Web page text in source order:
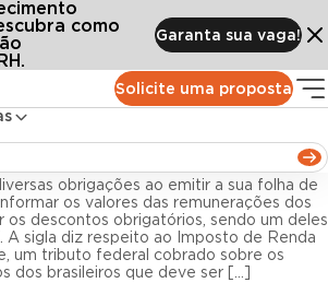
Solicite uma proposta
como
Garanta sua vaga!
Blog LG
de IRRF na folha e como calcular?
Folha de Pagamento
de IRRF na folha e como
calcular?
obrigações ao emitir a sua folha de
os valores das remunerações dos
os descontos obrigatórios, sendo um deles
A sigla diz respeito ao Imposto de Renda
um tributo federal cobrado sobre os
dos brasileiros que deve ser […]